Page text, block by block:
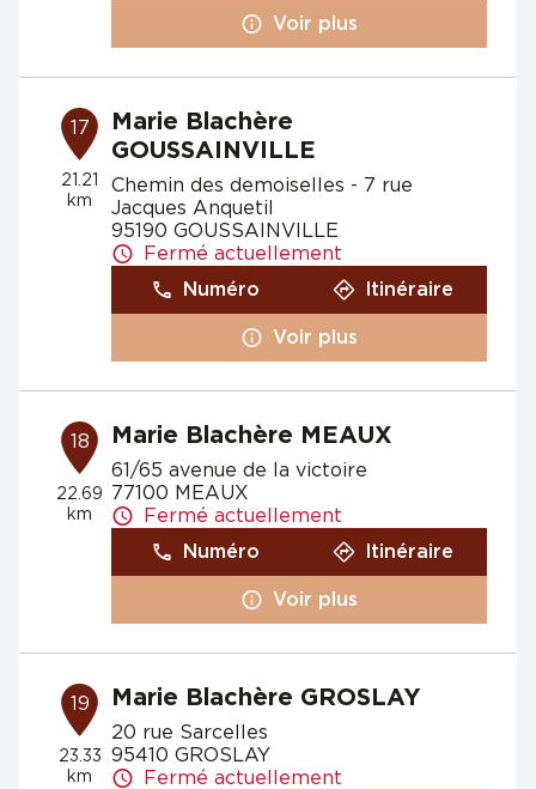
Voir plus
17
21.21
km
Marie Blachère
GOUSSAINVILLE
Chemin des demoiselles - 7 rue
Jacques Anquetil
95190 GOUSSAINVILLE
Fermé actuellement
Numéro
Itinéraire
Voir plus
18
22.69
km
Marie Blachère MEAUX
61/65 avenue de la victoire
77100 MEAUX
Fermé actuellement
Numéro
Itinéraire
Voir plus
19
23.33
km
Marie Blachère GROSLAY
20 rue Sarcelles
95410 GROSLAY
Fermé actuellement